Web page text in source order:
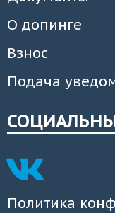
О допинге
Взнос
Подача
Политика